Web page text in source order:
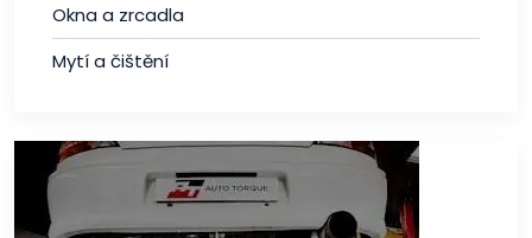
Okna a zrcadla
Mytí a čištění